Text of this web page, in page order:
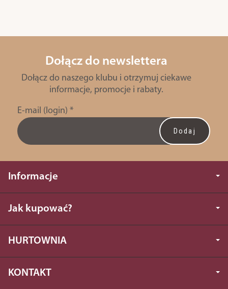
Dołącz do newslettera
Dołącz do naszego klubu i otrzymuj ciekawe
informacje, promocje i rabaty.
E-mail (login) *
Informacje
Jak kupować?
HURTOWNIA
KONTAKT